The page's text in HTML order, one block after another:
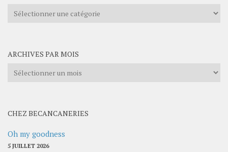
Explorer
ARCHIVES PAR MOIS
Archives
CHEZ BECANCANERIES
Oh my goodness
5 JUILLET 2026